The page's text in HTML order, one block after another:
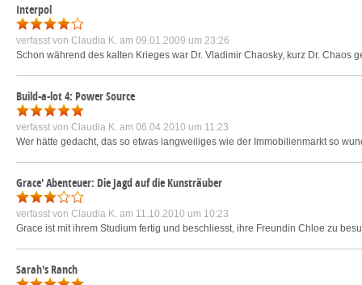
Interpol
verfasst von Claudia K. am 09.01.2009 um 23:26
Schon während des kalten Krieges war Dr. Vladimir Chaosky, kurz Dr. Chaos
Build-a-lot 4: Power Source
verfasst von Claudia K. am 06.04.2010 um 11:23
Wer hätte gedacht, das so etwas langweiliges wie der Immobilienmarkt so
Grace' Abenteuer: Die Jagd auf die Kunsträuber
verfasst von Claudia K. am 11.10.2010 um 10:23
Grace ist mit ihrem Studium fertig und beschliesst, ihre Freundin Chloe zu
Sarah's Ranch